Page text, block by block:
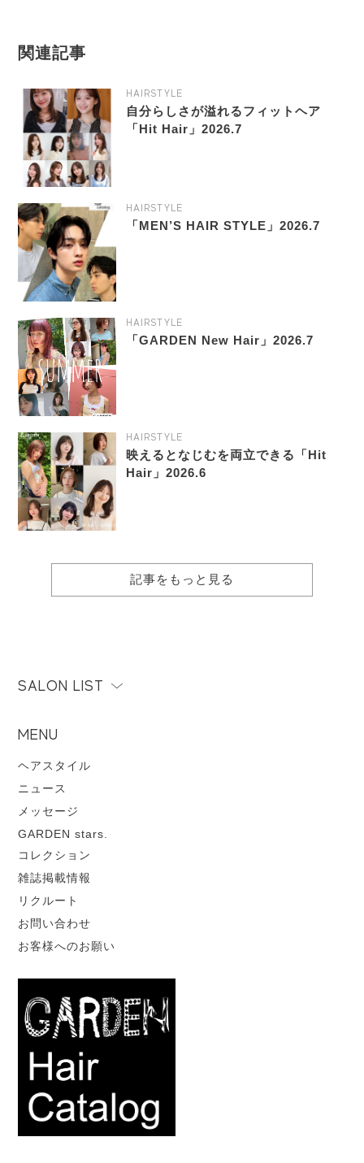
関連記事
HAIRSTYLE
自分らしさが溢れるフィットヘア
「Hit Hair」2026.7
HAIRSTYLE
「MEN’S HAIR STYLE」2026.7
HAIRSTYLE
「GARDEN New Hair」2026.7
HAIRSTYLE
映えるとなじむを両立できる「Hit
Hair」2026.6
記事をもっと見る
SALON LIST
MENU
ヘアスタイル
ニュース
メッセージ
GARDEN stars.
コレクション
雑誌掲載情報
リクルート
お問い合わせ
お客様へのお願い